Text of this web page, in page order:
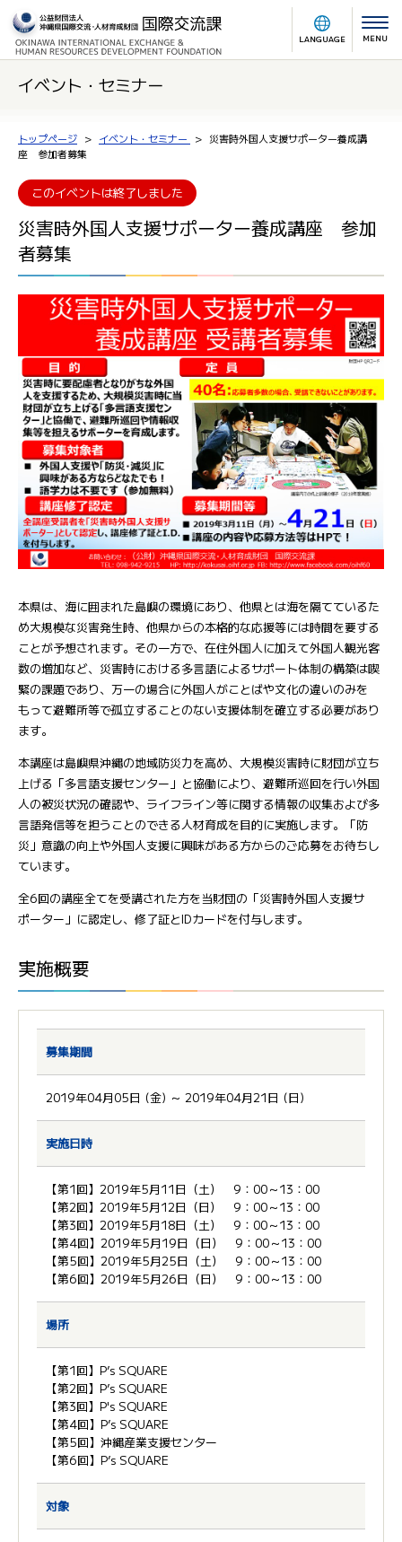
LANGUAGE MENU
イベント・セミナー
トップページ イベント・セミナー
災害時外国人支援サポーター養成講
座 参加者募集
このイベントは終了しました
災害時外国人支援サポーター養成講座 参加
者募集
本県は、海に囲まれた島嶼の環境にあり、他県とは海を隔てているた
め大規模な災害発生時、他県からの本格的な応援等には時間を要する
ことが予想されます。その一方で、在住外国人に加えて外国人観光客
数の増加など、災害時における多言語によるサポート体制の構築は喫
緊の課題であり、万一の場合に外国人がことばや文化の違いのみを
もって避難所等で孤立することのない支援体制を確立する必要があり
ます。
本講座は島嶼県沖縄の地域防災力を高め、大規模災害時に財団が立ち
上げる「多言語支援センター」と協働により、避難所巡回を行い外国
人の被災状況の確認や、ライフライン等に関する情報の収集および多
言語発信等を担うことのできる人材育成を目的に実施します。「防
災」意識の向上や外国人支援に興味がある方からのご応募をお待ちし
ています。
全6回の講座全てを受講された方を当財団の「災害時外国人支援サ
ポーター」に認定し、修了証とIDカードを付与します。
実施概要
募集期間
2019年04月05日 (金) ～ 2019年04月21日 (日)
実施日時
【第1回】2019年5月11日（土） 9：00～13：00
【第2回】2019年5月12日（日） 9：00～13：00
【第3回】2019年5月18日（土） 9：00～13：00
【第4回】2019年5月19日（日） 9：00～13：00
【第5回】2019年5月25日（土） 9：00～13：00
【第6回】2019年5月26日（日） 9：00～13：00
場所
【第1回】P’s SQUARE
【第2回】P’s SQUARE
【第3回】P's SQUARE
【第4回】P’s SQUARE
【第5回】沖縄産業支援センター
【第6回】P’s SQUARE
対象